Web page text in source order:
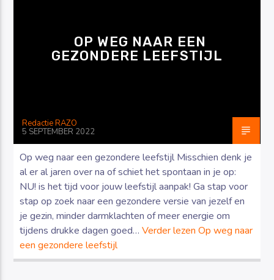
OP WEG NAAR EEN
GEZONDERE LEEFSTIJL
Redactie RAZO
5 SEPTEMBER 2022
Op weg naar een gezondere leefstijl Misschien denk je
al er al jaren over na of schiet het spontaan in je op:
NU! is het tijd voor jouw leefstijl aanpak! Ga stap voor
stap op zoek naar een gezondere versie van jezelf en
je gezin, minder darmklachten of meer energie om
tijdens drukke dagen goed…Verder lezen Op weg naar
een gezondere leefstijl